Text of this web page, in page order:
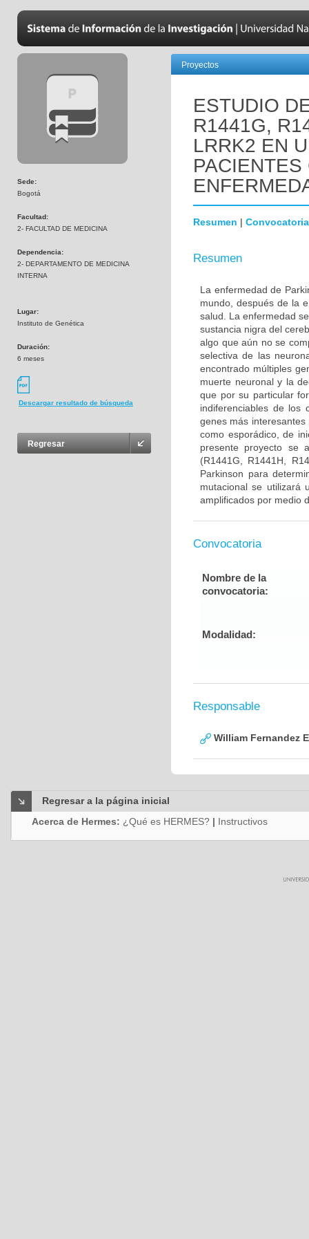
Sede:
Bogotá
Facultad:
2- FACULTAD DE MEDICINA
Dependencia:
2- DEPARTAMENTO DE MEDICINA
INTERNA
Lugar:
Instituto de Genética
Duración:
6 meses
Descargar resultado de búsqueda
Regresar
Proyectos
ESTUDIO
R1441G,
LRRK2 EN
Resumen | Convocatoria
Resumen
La enfermedad de
mundo, después de la
salud. La enfermedad
sustancia nigra del
algo que aún no se
selectiva de las
encontrado múltiples
muerte neuronal y la
que por su particular
indiferenciables de los
genes más
como esporádico, de
presente proyecto se
(R1441G, R1441H,
Parkinson para
mutacional se utilizará
amplificados por medio
Convocatoria
Nombre de la
convocatoria:
Modalidad:
Responsable
William Fernandez
Regresar a la página inicial
Acerca de Hermes: ¿Qué es HERMES? | Instructivos